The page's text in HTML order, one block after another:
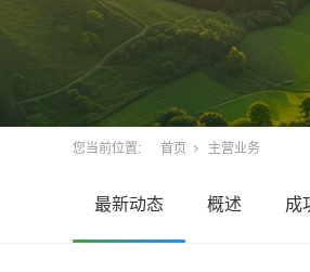
您当前位置: 首页 主营业务
最新动态 概述 成